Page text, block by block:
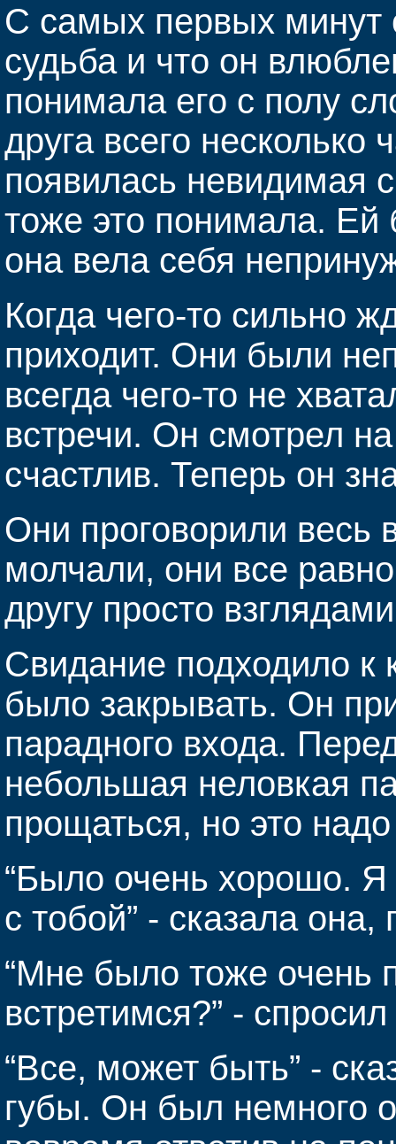
С самых первых минут
судьба и что он
понимала его с полу
друга всего
появилась невидимая
тоже это понимала. Ей
она вела себя
Когда чего-то сильно
приходит. Они были
всегда чего-то не
встречи. Он смотрел
счастлив. Теперь он
Они проговорили весь
молчали, они все
другу просто
Свидание подходило к
было закрывать. Он
парадного входа.
небольшая неловкая
прощаться, но это
“Было очень хорошо. Я
с тобой” - сказала
“Мне было тоже очень
встретимся?” -
“Все, может быть” -
губы. Он был немного